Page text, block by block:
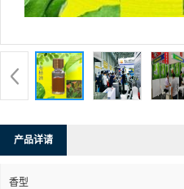
产品详请
香型